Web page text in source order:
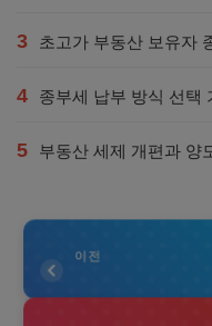
3 초고가 부동산 보유자
4 종부세 납부 방식 선택
5 부동산 세제 개편과 양
이전